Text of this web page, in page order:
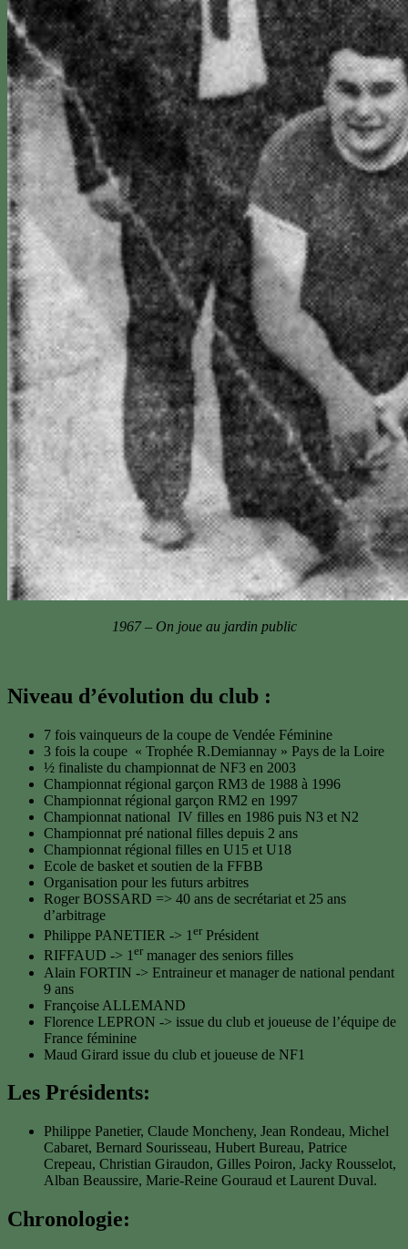
1967 – On joue au jardin public
Niveau d’évolution du club :
7 fois vainqueurs de la coupe de Vendée Féminine
3 fois la coupe « Trophée R.Demiannay » Pays de la Loire
½ finaliste du championnat de NF3 en 2003
Championnat régional garçon RM3 de 1988 à 1996
Championnat régional garçon RM2 en 1997
Championnat national IV filles en 1986 puis N3 et N2
Championnat pré national filles depuis 2 ans
Championnat régional filles en U15 et U18
Ecole de basket et soutien de la FFBB
Organisation pour les futurs arbitres
Roger BOSSARD => 40 ans de secrétariat et 25 ans
d’arbitrage
Philippe PANETIER -> 1 erPrésident
RIFFAUD -> 1er manager des seniors filles
Alain FORTIN -> Entraineur et manager de national pendant
9 ans
Françoise ALLEMAND
Florence LEPRON -> issue du club et joueuse de l’équipe de
France féminine
Maud Girard issue du club et joueuse de NF1
Les Présidents:
Philippe Panetier, Claude Moncheny, Jean Rondeau, Michel
Cabaret, Bernard Sourisseau, Hubert Bureau, Patrice
Crepeau, Christian Giraudon, Gilles Poiron, Jacky Rousselot,
Alban Beaussire, Marie-Reine Gouraud et Laurent Duval.
Chronologie: